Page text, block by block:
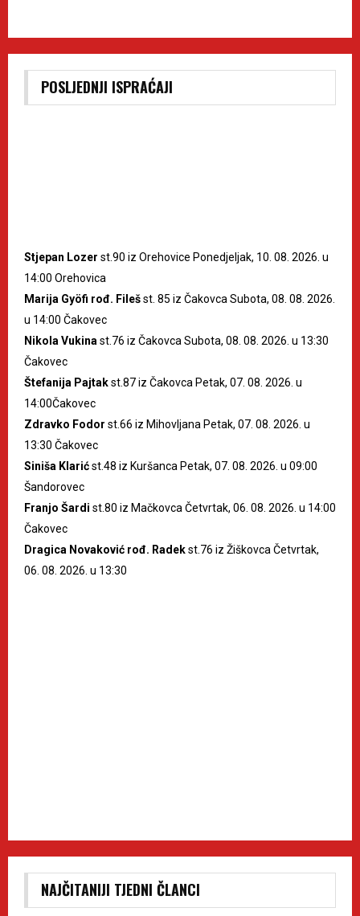
POSLJEDNJI ISPRAĆAJI
Stjepan Lozer st.90 iz Orehovice Ponedjeljak, 10. 08. 2026. u
14:00 Orehovica
Marija Gyöfi rođ. Filešst. 85 iz Čakovca Subota, 08. 08. 2026.
u 14:00 Čakovec
Nikola Vukina st.76 iz Čakovca Subota, 08. 08. 2026. u 13:30
Čakovec
Štefanija Pajtakst.87 iz Čakovca Petak, 07. 08. 2026. u
14:00Čakovec
Zdravko Fodor st.66 iz Mihovljana Petak, 07. 08. 2026. u
13:30 Čakovec
Siniša Klarićst.48 iz Kuršanca Petak, 07. 08. 2026. u 09:00
Šandorovec
Franjo Šardi st.80 iz Mačkovca Četvrtak, 06. 08. 2026. u 14:00
Čakovec
Dragica Novaković rođ. Radekst.76 iz Žiškovca Četvrtak,
06. 08. 2026. u 13:30
NAJČITANIJI TJEDNI ČLANCI